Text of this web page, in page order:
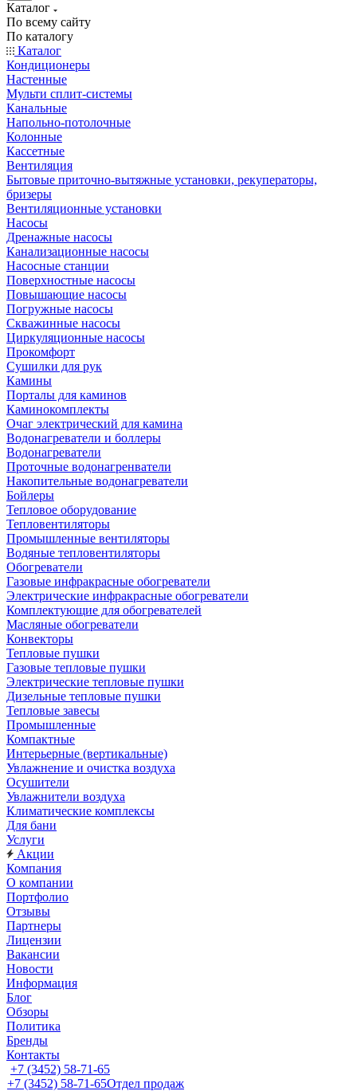
Каталог
По всему сайту
По каталогу
Каталог
Кондиционеры
Настенные
Мульти сплит-системы
Канальные
Напольно-потолочные
Колонные
Кассетные
Вентиляция
Бытовые приточно-вытяжные установки, рекуператоры,
бризеры
Вентиляционные установки
Насосы
Дренажные насосы
Канализационные насосы
Насосные станции
Поверхностные насосы
Повышающие насосы
Погружные насосы
Скважинные насосы
Циркуляционные насосы
Прокомфорт
Сушилки для рук
Камины
Порталы для каминов
Каминокомплекты
Очаг электрический для камина
Водонагреватели и боллеры
Водонагреватели
Проточные водонагренватели
Накопительные водонагреватели
Бойлеры
Тепловое оборудование
Тепловентиляторы
Промышленные вентиляторы
Водяные тепловентиляторы
Обогреватели
Газовые инфракрасные обогреватели
Электрические инфракрасные обогреватели
Комплектующие для обогревателей
Масляные обогреватели
Конвекторы
Тепловые пушки
Газовые тепловые пушки
Электрические тепловые пушки
Дизельные тепловые пушки
Тепловые завесы
Промышленные
Компактные
Интерьерные (вертикальные)
Увлажнение и очистка воздуха
Осушители
Увлажнители воздуха
Климатические комплексы
Для бани
Услуги
Акции
Компания
О компании
Портфолио
Отзывы
Партнеры
Лицензии
Вакансии
Новости
Информация
Блог
Обзоры
Политика
Бренды
Контакты
+7 (3452) 58-71-65
+7 (3452) 58-71-65Отдел продаж